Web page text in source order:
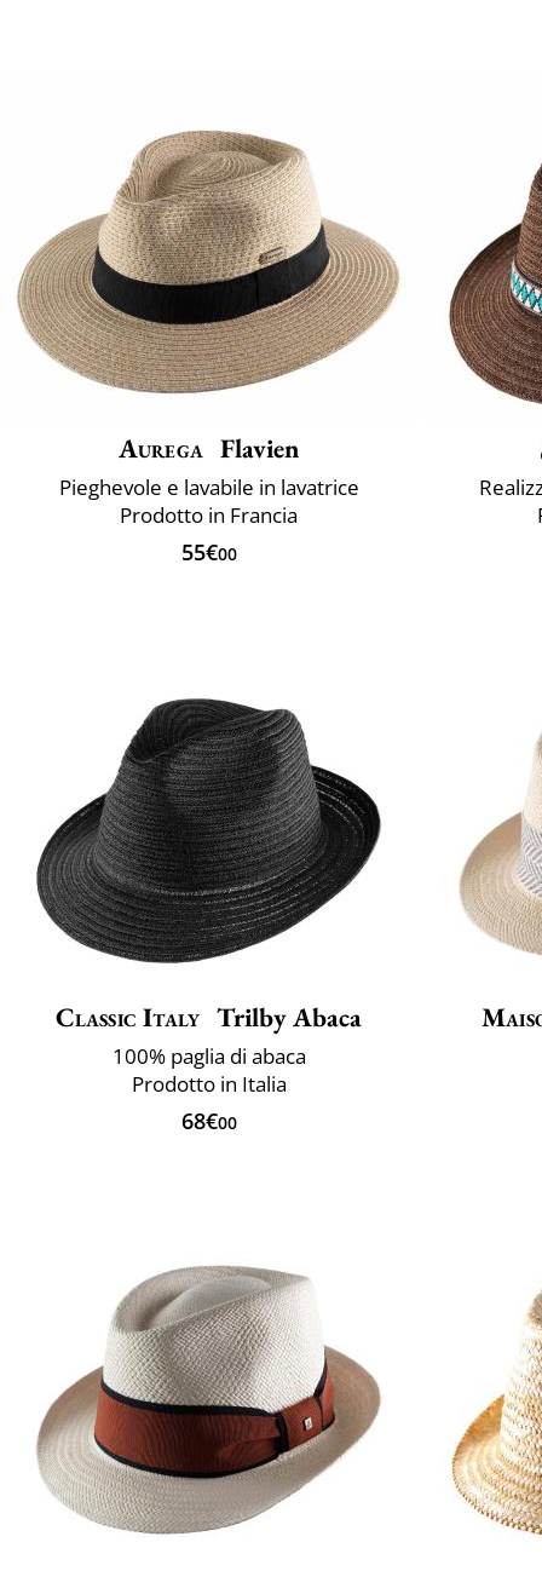
Aurega Flavien
Pieghevole e lavabile in lavatrice
Prodotto in Francia
55€00
Classic Italy Trilby Abaca
100% paglia di abaca
Prodotto in Italia
68€00